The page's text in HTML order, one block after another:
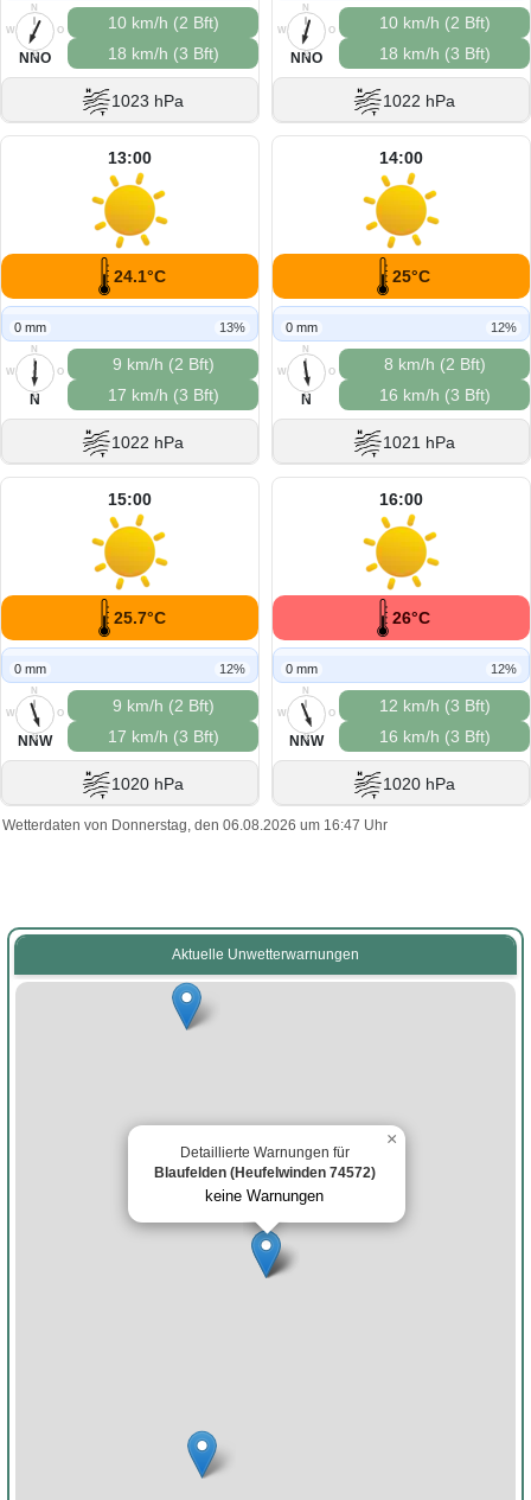
N
O
S
W
NNO
10 km/h (2 Bft)
18 km/h (3 Bft)
1023 hPa
N
O
S
W
NNO
10 km/h (2 Bft)
18 km/h (3 Bft)
1022 hPa
13:00
24.1°C
0 mm 13%
N
O
S
W
N
9 km/h (2 Bft)
17 km/h (3 Bft)
1022 hPa
14:00
25°C
0 mm 12%
N
O
S
W
N
8 km/h (2 Bft)
16 km/h (3 Bft)
1021 hPa
15:00
25.7°C
0 mm 12%
N
O
S
W
NNW
9 km/h (2 Bft)
17 km/h (3 Bft)
1020 hPa
16:00
26°C
0 mm 12%
N
O
S
W
NNW
12 km/h (3 Bft)
16 km/h (3 Bft)
1020 hPa
Wetterdaten von Donnerstag, den 06.08.2026 um 16:47 Uhr
Aktuelle Unwetterwarnungen
Detaillierte Warnungen für
Blaufelden (Heufelwinden 74572)
keine Warnungen
×